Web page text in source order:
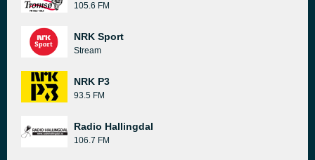
105.6 FM
NRK Sport
Stream
NRK P3
93.5 FM
Radio Hallingdal
106.7 FM